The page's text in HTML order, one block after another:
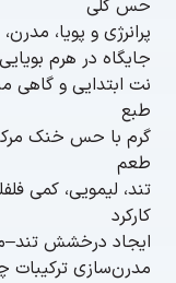
حس کلی
پرانرژی و پویا،
جایگاه در هرم بویایی
نت ابتدایی و گاهی
طبع
گرم با حس خنک
طعم
تند، لیمویی، کمی
کارکرد
ایجاد درخشش
مدرن‌سازی ترکیبات